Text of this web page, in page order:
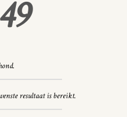
resultaat is bereikt.